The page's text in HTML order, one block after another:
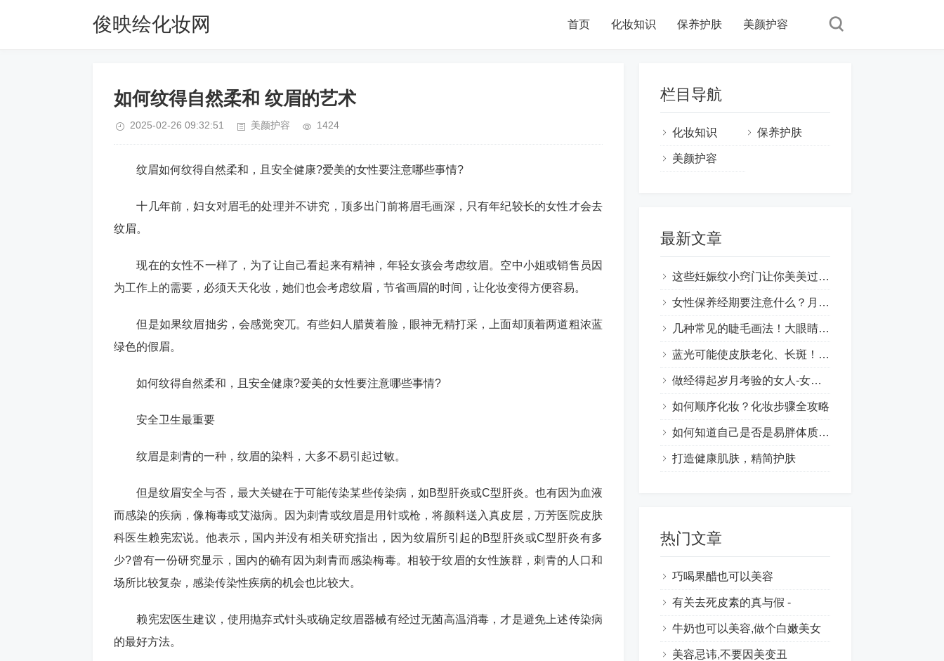
俊映绘化妆网 首页 化妆知识 保养护肤 美颜护容
如何纹得自然柔和 纹眉的艺术
2025-02-26 09:32:51 美颜护容 1424
纹眉如何纹得自然柔和，且安全健康?爱美的女性要注意哪些事情?
十几年前，妇女对眉毛的处理并不讲究，顶多出门前将眉毛画深，只有年纪较长的女性才会去
纹眉。
现在的女性不一样了，为了让自己看起来有精神，年轻女孩会考虑纹眉。空中小姐或销售员因
为工作上的需要，必须天天化妆，她们也会考虑纹眉，节省画眉的时间，让化妆变得方便容易。
但是如果纹眉拙劣，会感觉突兀。有些妇人腊黄着脸，眼神无精打采，上面却顶着两道粗浓蓝
绿色的假眉。
如何纹得自然柔和，且安全健康?爱美的女性要注意哪些事情?
安全卫生最重要
纹眉是刺青的一种，纹眉的染料，大多不易引起过敏。
但是纹眉安全与否，最大关键在于可能传染某些传染病，如B型肝炎或C型肝炎。也有因为血液
而感染的疾病，像梅毒或艾滋病。因为刺青或纹眉是用针或枪，将颜料送入真皮层，万芳医院皮肤
科医生赖宪宏说。他表示，国内并没有相关研究指出，因为纹眉所引起的B型肝炎或C型肝炎有多
少?曾有一份研究显示，国内的确有因为刺青而感染梅毒。相较于纹眉的女性族群，刺青的人口和
场所比较复杂，感染传染性疾病的机会也比较大。
赖宪宏医生建议，使用抛弃式针头或确定纹眉器械有经过无菌高温消毒，才是避免上述传染病
的最好方法。
栏目导航
化妆知识 保养护肤
美颜护容
最新文章
这些妊娠纹小窍门让你美美过一天,妊娠纹怎样才能去掉 ！
女性保养经期要注意什么？月经期间如何保养皮肤？
几种常见的睫毛画法！大眼睛的时尚妆容技巧让你更漂亮
蓝光可能使皮肤老化、长斑！肌肤保养也要抗蓝光
做经得起岁月考验的女人-女性保养的意义
如何顺序化妆？化妆步骤全攻略
如何知道自己是否是易胖体质呢？
打造健康肌肤，精简护肤
热门文章
巧喝果醋也可以美容
有关去死皮素的真与假 -
牛奶也可以美容,做个白嫩美女
美容忌讳,不要因美变丑